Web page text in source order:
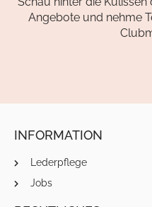
Angebote und nehme
INFORMATION
Lederpflege
Jobs